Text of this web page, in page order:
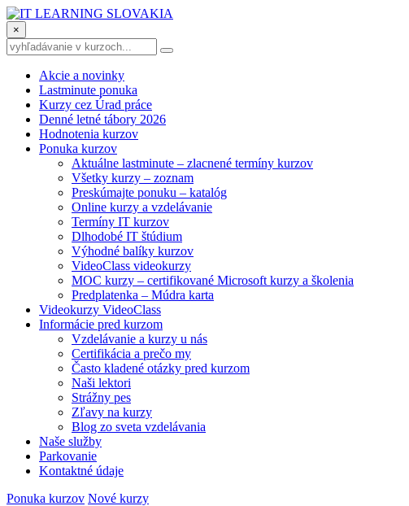
×
Akcie a novinky
Lastminute ponuka
Kurzy cez Úrad práce
Denné letné tábory 2026
Hodnotenia kurzov
Ponuka kurzov
Aktuálne lastminute – zlacnené termíny kurzov
Všetky kurzy – zoznam
Preskúmajte ponuku – katalóg
Online kurzy a vzdelávanie
Termíny IT kurzov
Dlhodobé IT štúdium
Výhodné balíky kurzov
VideoClass videokurzy
MOC kurzy – certifikované Microsoft kurzy a školenia
Predplatenka – Múdra karta
Videokurzy VideoClass
Informácie pred kurzom
Vzdelávanie a kurzy u nás
Certifikácia a prečo my
Často kladené otázky pred kurzom
Naši lektori
Strážny pes
Zľavy na kurzy
Blog zo sveta vzdelávania
Naše služby
Parkovanie
Kontaktné údaje
Ponuka kurzov Nové kurzy